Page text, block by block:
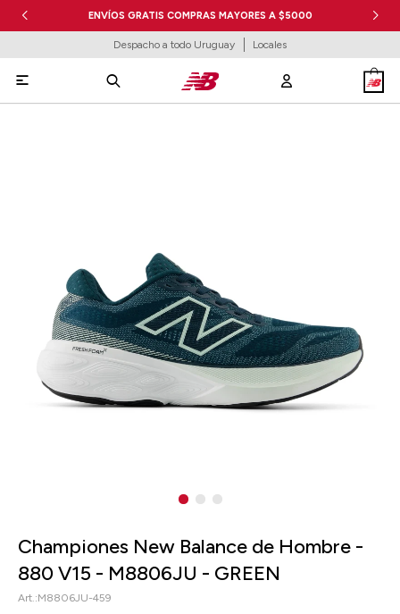
ENVÍOS GRATIS COMPRAS MAYORES A $5000
Despacho a todo Uruguay Locales

Championes New Balance de Hombre -
880 V15 - M8806JU - GREEN
M8806JU-459